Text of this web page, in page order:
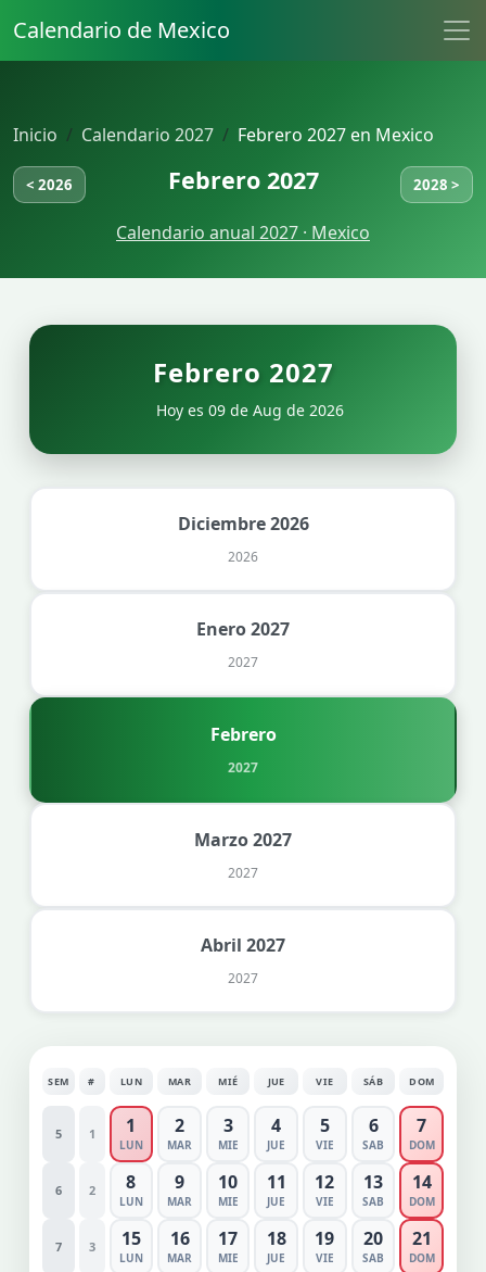
Calendario de Mexico
Inicio Calendario 2027 Febrero 2027 en Mexico
< 2026 Febrero 2027 2028 >
Calendario anual 2027 · Mexico
Febrero 2027
Hoy es 09 de Aug de 2026
Diciembre 2026
2026
Enero 2027
2027
Febrero
2027
Marzo 2027
2027
Abril 2027
2027
SEM # LUN MAR MIÉ JUE VIE SÁB DOM
5 1 1
LUN
2
MAR
3
MIE
4
JUE
5
VIE
6
SAB
7
DOM
6 2 8
LUN
9
MAR
10
MIE
11
JUE
12
VIE
13
SAB
14
DOM
7 3 15
LUN
16
MAR
17
MIE
18
JUE
19
VIE
20
SAB
21
DOM